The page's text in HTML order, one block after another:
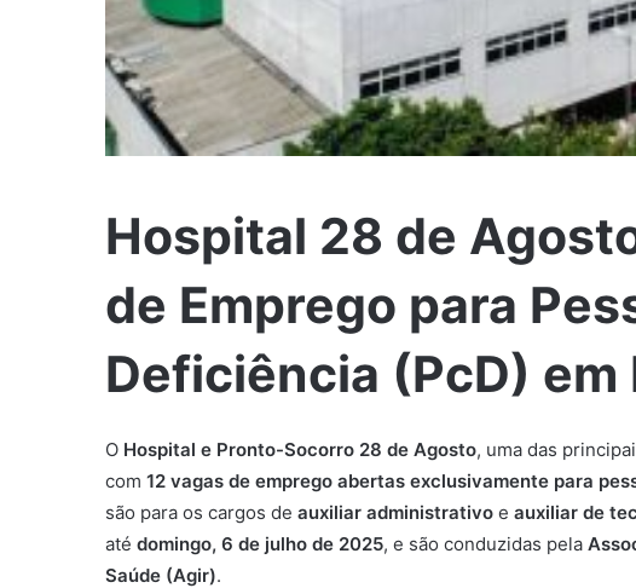
Hospital 28 de
de Emprego para
Deficiência (PcD) em
O Hospital e Pronto-Socorro 28 de Agosto, uma das
com 12 vagas de emprego abertas exclusivamente para
são para os cargos de auxiliar administrativo e auxiliar de
até domingo, 6 de julho de 2025, e são conduzidas pela
Saúde (Agir).